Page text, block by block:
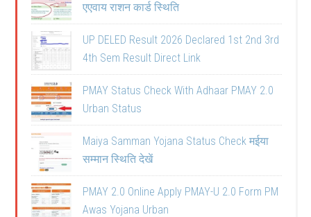
एएवाय राशन कार्ड स्थिति
UP DELED Result 2026 Declared 1st 2nd 3rd
4th Sem Result Direct Link
PMAY Status Check With Adhaar PMAY 2.0
Urban Status
Maiya Samman Yojana Status Check मईया
सम्मान स्थिति देखें
PMAY 2.0 Online Apply PMAY-U 2.0 Form PM
Awas Yojana Urban